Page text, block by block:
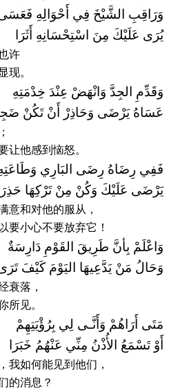
وَرَاقِبِ الشَّيْخَ فِي أَحْوَالِهِ
يُرَى عَلَيْكَ مِنَ اسْتِحْسَانِهِ أَثَرَا
许
。
وَقَدِّمِ الجِدَّ وَانْهَضْ عِنْدَ خِدْمَتِهِ
عَسَاهُ يَرْضَى وَحَاذِرْ أَنْ تَكُنْ
让他感到恼怒。
فَفِي رِضَاهُ رِضَى البَارِي
يَرْضَى عَلَيْكَ وَكُنْ مِنْ تَرْكِهَا
意和对他的服从，
要小心不要放弃它！
وَاعْلَمْ بِأنَّ طَرِيقَ القَوْمِ دَارِسَةٌ
وَحَالُ مَنْ يَدَّعِيهَا اليَوْمَ كَيْفَ
衰落，
所见。
مَتَى أَرَاهُمْ وَأَنَّـى لِي بِرُؤْيَتِهِمْ
أَوْ تَسْمَعُ الأُذْنُ مِنِّي عَنْهُمُ خَبَرَا
我如何能见到他们，
的消息？